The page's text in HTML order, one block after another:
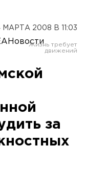
МАРТА 2008 В 11:03
за